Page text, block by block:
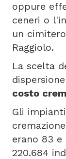
oppure
ceneri o
un
Raggiolo.
La scelta
costo
Gli
erano 83
220.684